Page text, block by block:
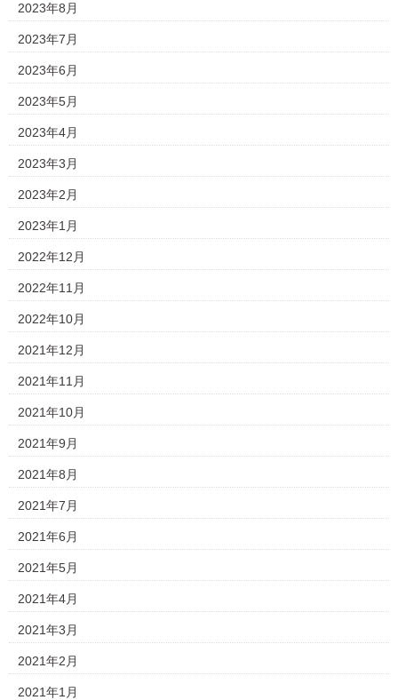
2023年8月
2023年7月
2023年6月
2023年5月
2023年4月
2023年3月
2023年2月
2023年1月
2022年12月
2022年11月
2022年10月
2021年12月
2021年11月
2021年10月
2021年9月
2021年8月
2021年7月
2021年6月
2021年5月
2021年4月
2021年3月
2021年2月
2021年1月